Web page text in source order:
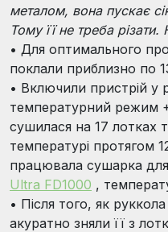
металом, вона пускає
Тому її не треба
• Для оптимального
поклали приблизно по
• Включили пристрій у
температурний режим
сушилася на 17 лотках
температурі протягом
працювала сушарка для
Ultra FD1000 ,
• Після того, як
акуратно зняли її з